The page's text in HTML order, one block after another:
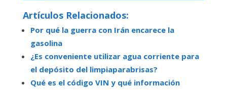
Artículos Relacionados:
Por qué la guerra con Irán encarece la
gasolina
¿Es conveniente utilizar agua corriente para
el depósito del limpiaparabrisas?
Qué es el código VIN y qué información